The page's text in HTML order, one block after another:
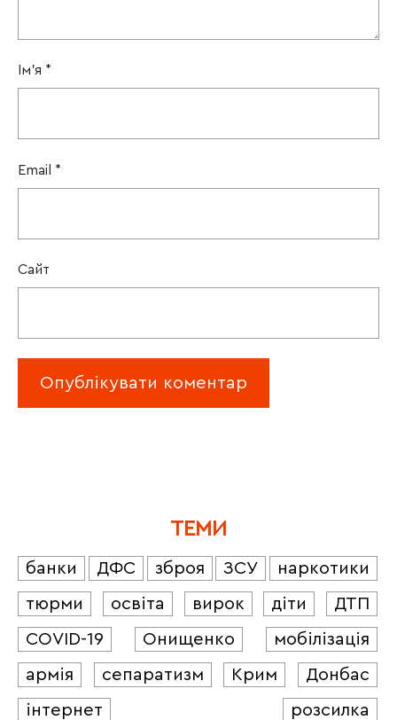
Ім'я *
Email *
Сайт
ТЕМИ
банки ДФС зброя ЗСУ
наркотики
тюрми
освіта вирок діти
ДТП
COVID-19
Онищенко
мобілізація
армія
сепаратизм Крим
Донбас
інтернет
розсилка